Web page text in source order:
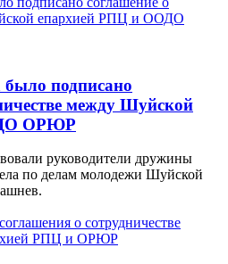
было подписано
между Шуйской
ОРЮР
руководители дружины
по делам молодежи Шуйской